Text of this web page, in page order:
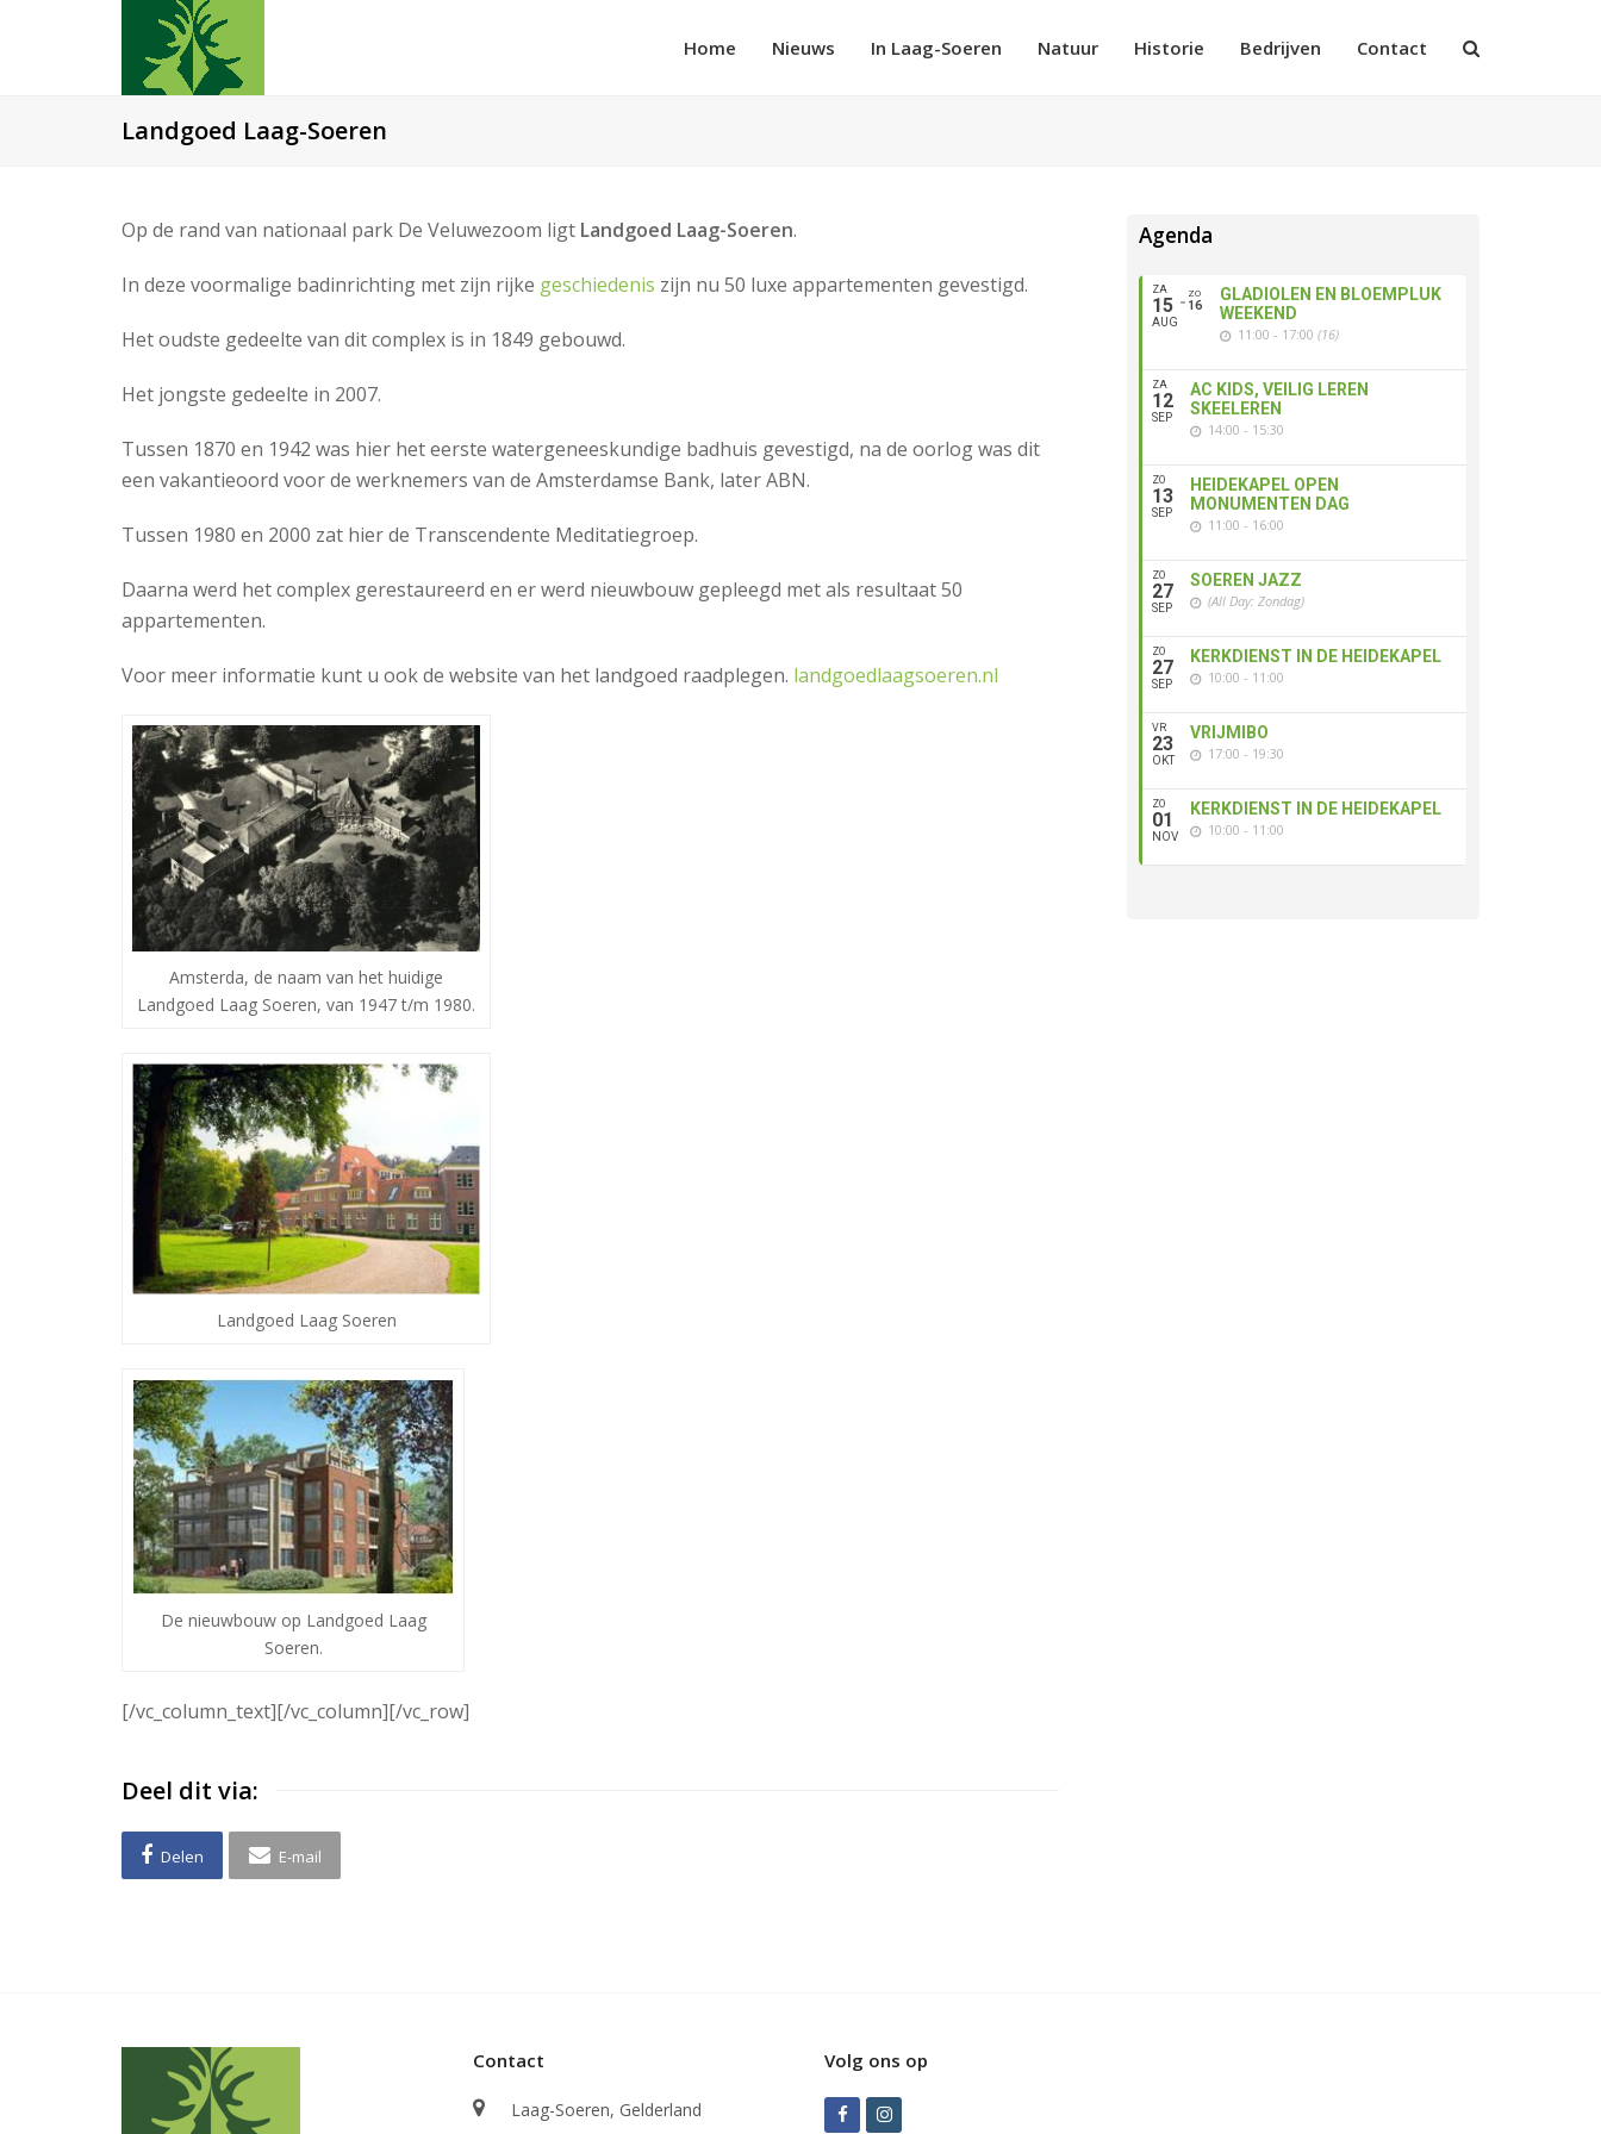
Home Nieuws In Laag-Soeren Natuur Historie Bedrijven Contact
Landgoed Laag-Soeren
Op de rand van nationaal park De Veluwezoom ligt Landgoed Laag-Soeren.
In deze voormalige badinrichting met zijn rijke geschiedenis zijn nu 50 luxe appartementen gevestigd.
Het oudste gedeelte van dit complex is in 1849 gebouwd.
Het jongste gedeelte in 2007.
Tussen 1870 en 1942 was hier het eerste watergeneeskundige badhuis gevestigd, na de oorlog was dit
een vakantieoord voor de werknemers van de Amsterdamse Bank, later ABN.
Tussen 1980 en 2000 zat hier de Transcendente Meditatiegroep.
Daarna werd het complex gerestaureerd en er werd nieuwbouw gepleegd met als resultaat 50
appartementen.
Voor meer informatie kunt u ook de website van het landgoed raadplegen. landgoedlaagsoeren.nl
Amsterda, de naam van het huidige
Landgoed Laag Soeren, van 1947 t/m 1980.
Landgoed Laag Soeren
De nieuwbouw op Landgoed Laag
Soeren.
[/vc_column_text][/vc_column][/vc_row]
Deel dit via:
Delen E-mail
Agenda
ZA
15
AUG
ZO
16
GLADIOLEN EN BLOEMPLUK
WEEKEND
11:00 - 17:00 (16)
ZA
12
SEP
AC KIDS, VEILIG LEREN
SKEELEREN
14:00 - 15:30
ZO
13
SEP
HEIDEKAPEL OPEN
MONUMENTEN DAG
11:00 - 16:00
ZO
27
SEP
SOEREN JAZZ
(All Day: Zondag)
ZO
27
SEP
KERKDIENST IN DE HEIDEKAPEL
10:00 - 11:00
VR
23
OKT
VRIJMIBO
17:00 - 19:30
ZO
01
NOV
KERKDIENST IN DE HEIDEKAPEL
10:00 - 11:00
Contact
Laag-Soeren, Gelderland
Volg ons op
FacebookInstagram